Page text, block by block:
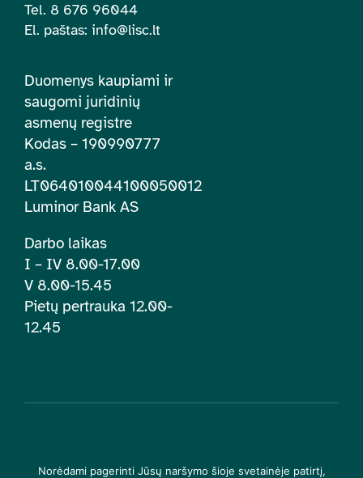
Tel. 8 676 96044
El. paštas: info@lisc.lt
Duomenys kaupiami ir
saugomi juridinių
asmenų registre
Kodas – 190990777
a.s.
LT064010044100050012
Luminor Bank AS
Darbo laikas
I – IV 8.00-17.00
V 8.00-15.45
Pietų pertrauka 12.00-
12.45
Norėdami pagerinti Jūsų naršymo šioje svetainėje patirtį,